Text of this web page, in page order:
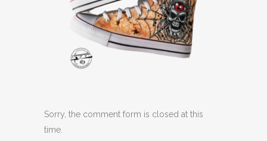
Sorry, the comment form is closed at this
time.